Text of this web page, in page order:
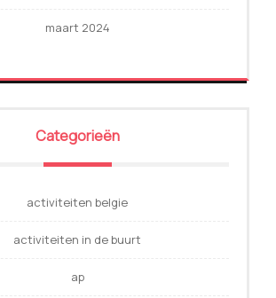
maart 2024
Categorieën
activiteiten belgie
activiteiten in de buurt
ap